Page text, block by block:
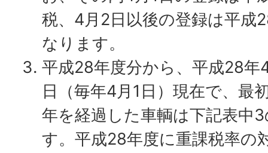
税、4月2日以後の登録は平成
なります。
平成28年度分から、平成28年
日（毎年4月1日）現在で、最
年を経過した車輌は下記表中
す。平成28年度に重課税率の